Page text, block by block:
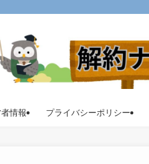
情報 プライバシーポリシー